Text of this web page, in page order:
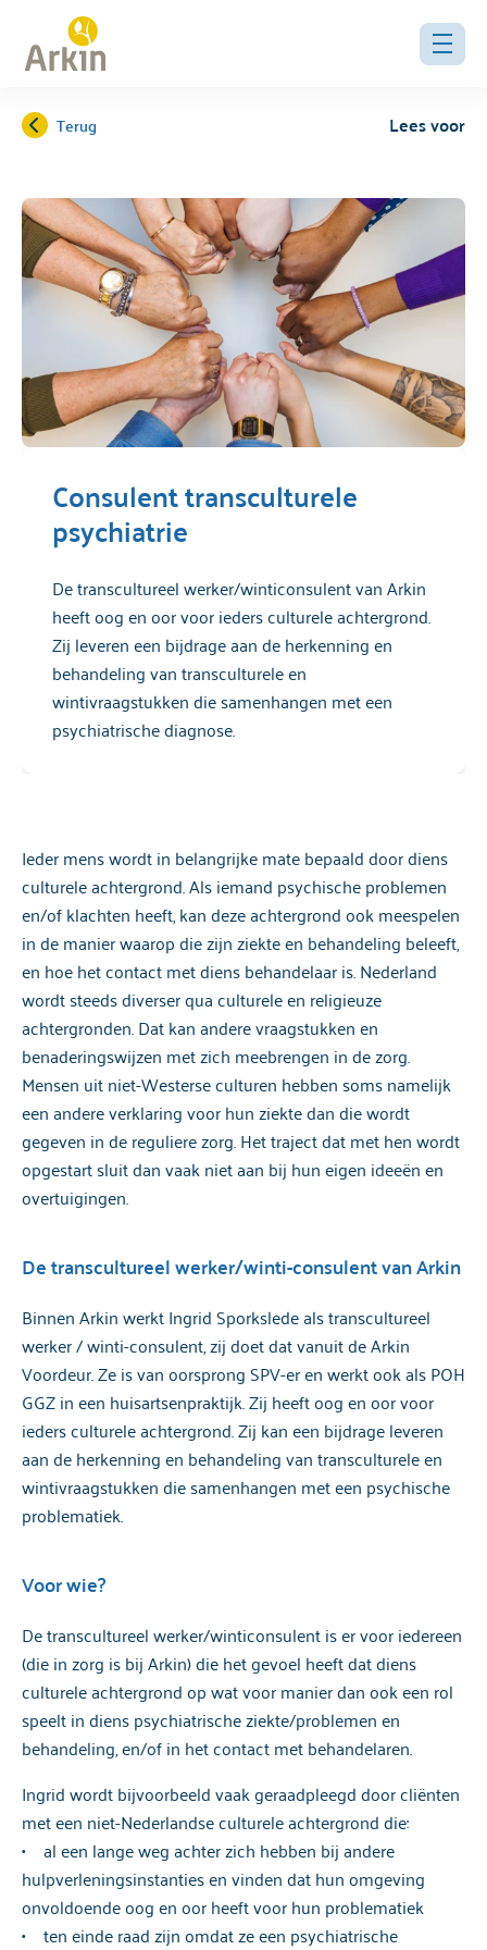
Terug Lees voor
Consulent transculturele
psychiatrie
De transcultureel werker/winticonsulent van Arkin
heeft oog en oor voor ieders culturele achtergrond.
Zij leveren een bijdrage aan de herkenning en
behandeling van transculturele en
wintivraagstukken die samenhangen met een
psychiatrische diagnose.
Ieder mens wordt in belangrijke mate bepaald door diens
culturele achtergrond. Als iemand psychische problemen
en/of klachten heeft, kan deze achtergrond ook meespelen
in de manier waarop die zijn ziekte en behandeling beleeft,
en hoe het contact met diens behandelaar is. Nederland
wordt steeds diverser qua culturele en religieuze
achtergronden. Dat kan andere vraagstukken en
benaderingswijzen met zich meebrengen in de zorg.
Mensen uit niet-Westerse culturen hebben soms namelijk
een andere verklaring voor hun ziekte dan die wordt
gegeven in de reguliere zorg. Het traject dat met hen wordt
opgestart sluit dan vaak niet aan bij hun eigen ideeën en
overtuigingen.
De transcultureel werker/winti-consulent van Arkin
Binnen Arkin werkt Ingrid Sporkslede als transcultureel
werker / winti-consulent, zij doet dat vanuit de Arkin
Voordeur. Ze is van oorsprong SPV-er en werkt ook als POH
GGZ in een huisartsenpraktijk. Zij heeft oog en oor voor
ieders culturele achtergrond. Zij kan een bijdrage leveren
aan de herkenning en behandeling van transculturele en
wintivraagstukken die samenhangen met een psychische
problematiek.
Voor wie?
De transcultureel werker/winticonsulent is er voor iedereen
(die in zorg is bij Arkin) die het gevoel heeft dat diens
culturele achtergrond op wat voor manier dan ook een rol
speelt in diens psychiatrische ziekte/problemen en
behandeling, en/of in het contact met behandelaren.
Ingrid wordt bijvoorbeeld vaak geraadpleegd door cliënten
met een niet-Nederlandse culturele achtergrond die:
• al een lange weg achter zich hebben bij andere
hulpverleningsinstanties en vinden dat hun omgeving
onvoldoende oog en oor heeft voor hun problematiek
• ten einde raad zijn omdat ze een psychiatrische